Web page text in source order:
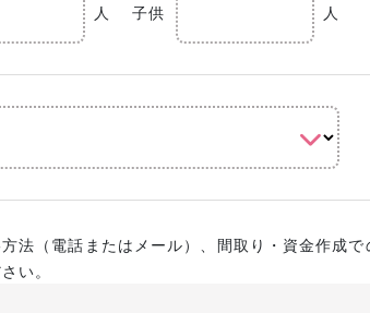
人 子供 人
法（電話またはメール）、間取り・資金作成
い。